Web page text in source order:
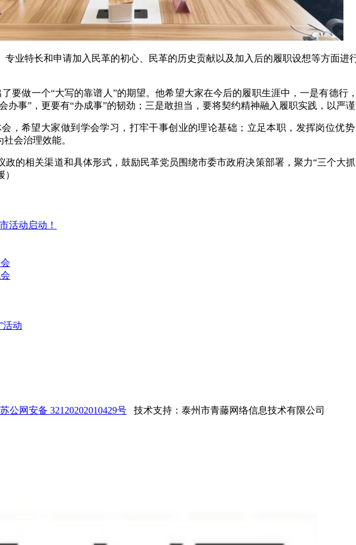
业特长和申请加入民革的初心、民革的历史贡献以及加入后的履职设想等方面进
要做一个“大写的靠谱人”的期望。他希望大家在今后的履职生涯中，一是有德行
事”，更要有“办成事”的韧劲；三是敢担当，要将契约精神融入履职实践，以严
，希望大家做到学会学习，打牢干事创业的理论基础；立足本职，发挥岗位优
会治理效能。
的相关渠道和具体形式，鼓励民革党员围绕市委市政府决策部署，聚力“三个大
活动启动！
活动
苏公网安备 32120202010429号 技术支持：泰州市青藤网络信息技术有限公司